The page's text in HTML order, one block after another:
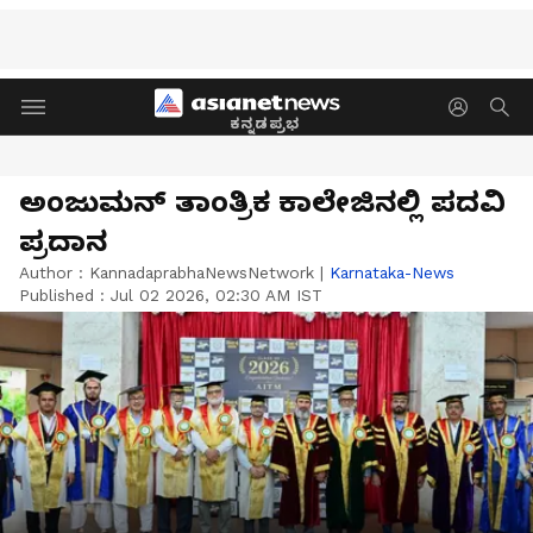
ಕನ್ನಡಪ್ರಭ
ಅಂಜುಮನ್ ತಾಂತ್ರಿಕ ಕಾಲೇಜಿನಲ್ಲಿ ಪದವಿ
ಪ್ರದಾನ
Author : KannadaprabhaNewsNetwork | Karnataka-News
Published : Jul 02 2026, 02:30 AM IST